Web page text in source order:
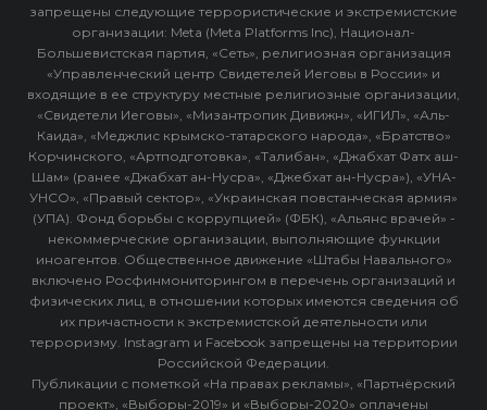
запрещены следующие террористические и экстремистские
организации: Meta (Meta Platforms Inc), Национал-
Большевистская партия, «Сеть», религиозная организация
«Управленческий центр Свидетелей Иеговы в России» и
входящие в ее структуру местные религиозные организации,
«Свидетели Иеговы», «Мизантропик Дивижн», «ИГИЛ», «Аль-
Каида», «Меджлис крымско-татарского народа», «Братство»
Корчинского, «Артподготовка», «Талибан», «Джабхат Фатх аш-
Шам» (ранее «Джабхат ан-Нусра», «Джебхат ан-Нусра»), «УНА-
УНСО», «Правый сектор», «Украинская повстанческая армия»
(УПА). Фонд борьбы с коррупцией» (ФБК), «Альянс врачей» -
некоммерческие организации, выполняющие функции
иноагентов. Общественное движение «Штабы Навального»
включено Росфинмониторингом в перечень организаций и
физических лиц, в отношении которых имеются сведения об
их причастности к экстремистской деятельности или
терроризму. Instagram и Facebook запрещены на территории
Российской Федерации.
Публикации с пометкой «На правах рекламы», «Партнёрский
проект», «Выборы-2019» и «Выборы-2020» оплачены